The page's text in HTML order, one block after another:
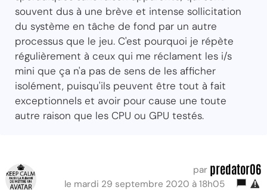
souvent dus à une brève et intense sollicitation
du système en tâche de fond par un autre
processus que le jeu. C'est pourquoi je répète
régulièrement à ceux qui me réclament les i/s
mini que ça n'a pas de sens de les afficher
isolément, puisqu'ils peuvent être tout à fait
exceptionnels et avoir pour cause une toute
autre raison que les CPU ou GPU testés.
par predator06
le mardi 29 septembre 2020 à 18h05